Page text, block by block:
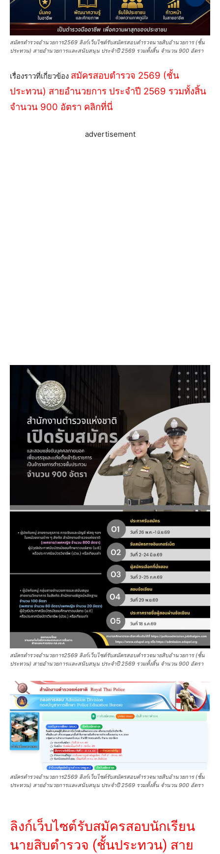
สมัครตํารวจอํานวยการ2569 ลิงก์เว็บไซต์รับสมัครสอบตํารวจนายสิบอํานวยการ (ชั้น
ประทวน) สายอำนวยการและสนับสนุน ประจำปี 2569 รวมทั้งสิ้น จำนวน 900 อัตรา
เรื่องราวที่เกี่ยวข้อง สมัครสอบตํารวจ 2569 (ชั้น
ประทวน) สายอำนวยการ ประจำปี 2569 รวมทั้งสิ้น
จำนวน 900 อัตรา คลิกที่นี่
advertisement
สมัครตํารวจอํานวยการ2569 ลิงก์เว็บไซต์รับสมัครสอบตํารวจนายสิบอํานวยการ (ชั้น
ประทวน) สายอำนวยการและสนับสนุน ประจำปี 2569 รวมทั้งสิ้น จำนวน 900 อัตรา
สมัครตํารวจอํานวยการ2569 ลิงก์เว็บไซต์รับสมัครสอบตํารวจนายสิบอํานวยการ (ชั้น
ประทวน) สายอำนวยการและสนับสนุน ประจำปี 2569 รวมทั้งสิ้น จำนวน 900 อัตรา
ลิงก์เว็บไซต์รับสมัครสอบนักเรียน
นายสิบตำรวจ (ชั้นประทวน) สาย